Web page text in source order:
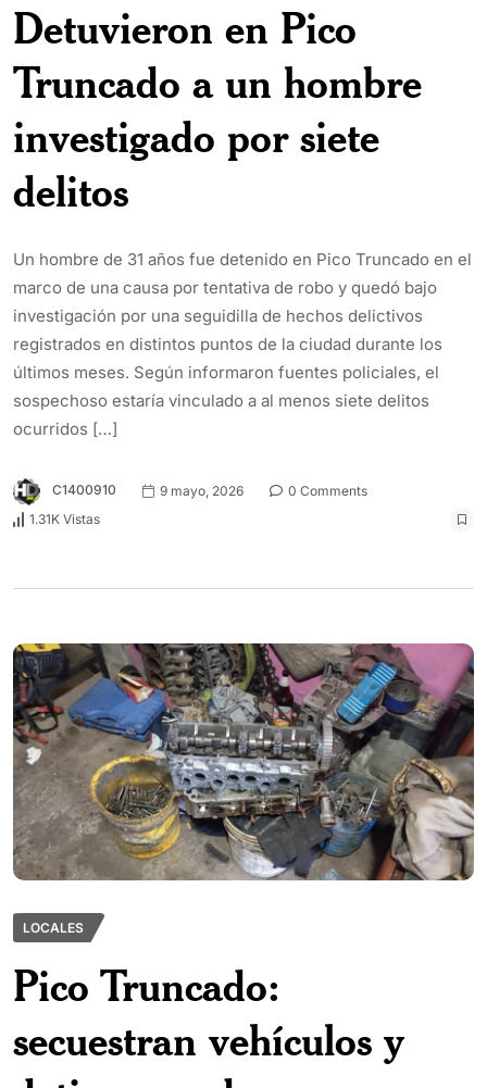
Detuvieron en Pico
Truncado a un hombre
investigado por siete
delitos
Un hombre de 31 años fue detenido en Pico Truncado en el
marco de una causa por tentativa de robo y quedó bajo
investigación por una seguidilla de hechos delictivos
registrados en distintos puntos de la ciudad durante los
últimos meses. Según informaron fuentes policiales, el
sospechoso estaría vinculado a al menos siete delitos
ocurridos […]
C1400910 9 mayo, 2026
0 Comments
1.31K Vistas
LOCALES
Pico Truncado:
secuestran vehículos y